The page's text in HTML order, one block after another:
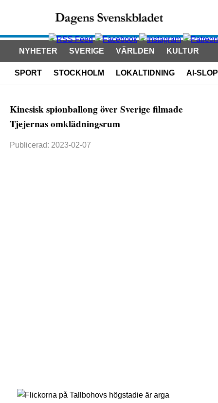
NYHETER SVERIGE VÄRLDEN KULTUR
SPORT STOCKHOLM LOKALTIDNING AI-SLOP
Kinesisk spionballong över Sverige filmade
Tjejernas omklädningsrum
Publicerad: 2023-02-07